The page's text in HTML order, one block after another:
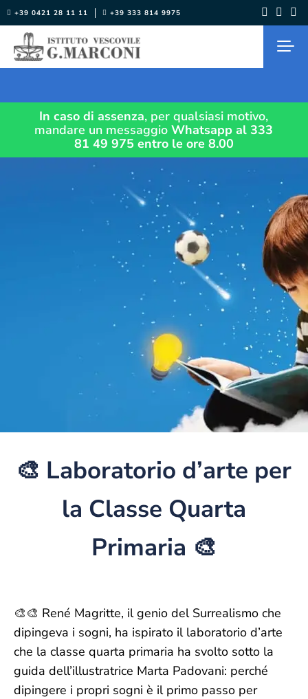
Salta
al
contenuto
+39 0421 28 11 11 +39 333 814 9975
In caso di assenza, per qualsiasi motivo,
mandare un messaggioWhatsapp al 333
81 49 975 entro le ore 8.00
🎨 Laboratorio d’arte per
la Classe Quarta
Primaria 🎨
🎨🎨 René Magritte, il genio del Surrealismo che
dipingeva i sogni, ha ispirato il laboratorio d’arte
che la classe quarta primaria ha svolto sotto la
guida dell’illustratrice Marta Padovani: perché
dipingere i propri sogni è il primo passo per